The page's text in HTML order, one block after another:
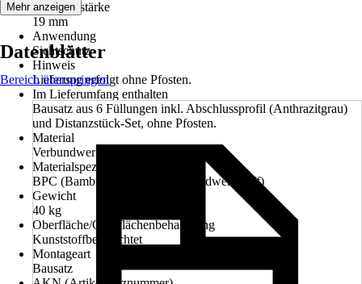
Lamellenstärke
19 mm
Anwendung
Sichtschutz
Hinweis
Lieferung erfolgt ohne Pfosten.
Im Lieferumfang enthalten
Bausatz aus 6 Füllungen inkl. Abschlussprofil (Anthrazitgrau)
und Distanzstück-Set, ohne Pfosten.
Material
Verbundwerkstoff
Materialspezifizierung
BPC (Bambus-Kunststoff-Verbundwerkstoff)
Gewicht
40 kg
Oberfläche/Oberflächenbehandlung
Kunststoffbeschichtet
Montageart
Bausatz
Mehr anzeigen
Datenblätter
Bereich überspringen